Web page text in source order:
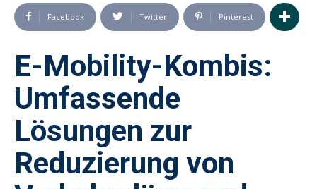
Facebook Twitter Pinterest
E-Mobility-Kombis:
Umfassende
Lösungen zur
Reduzierung von